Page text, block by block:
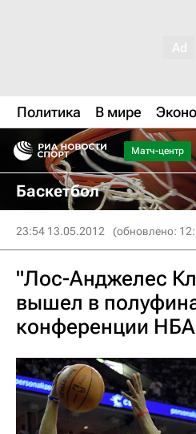
Политика В мире
Матч-центр
Баскетбол
23:54 13.05.2012 (обновлено:
"Лос-Анджелес
вышел в
конференции НБА